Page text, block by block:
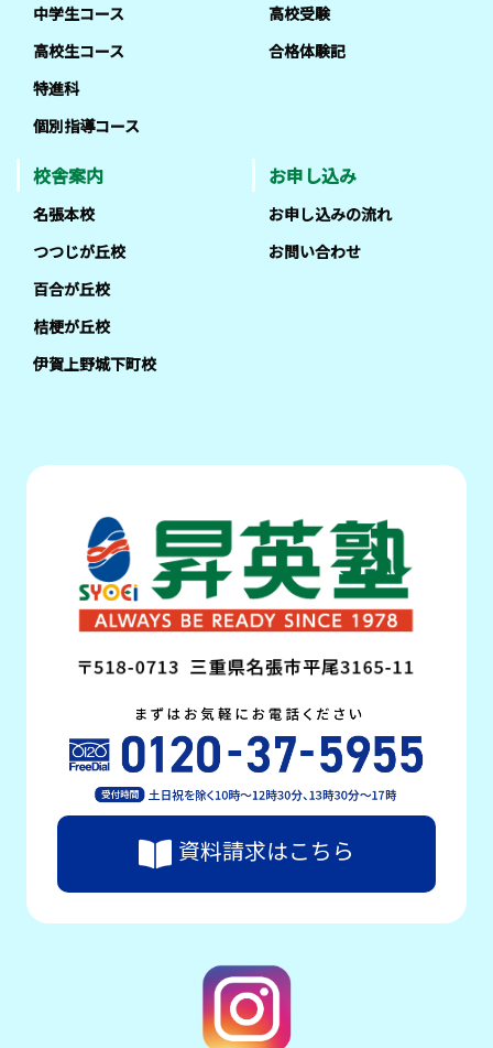
中学生コース
高校生コース
特進科
個別指導コース
高校受験
合格体験記
校舎案内
名張本校
つつじが丘校
百合が丘校
桔梗が丘校
伊賀上野城下町校
お申し込み
お申し込みの流れ
お問い合わせ
資料請求はこちら